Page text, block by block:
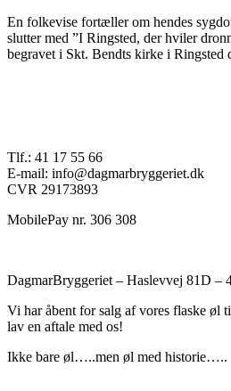
En folkevise fortæller om hendes
slutter med ”I Ringsted, der hviler
begravet i Skt. Bendts kirke i Ringsted
Tlf.: 41 17 55 66
E-mail: info@dagmarbryggeriet.dk
CVR 29173893
MobilePay nr. 306 308
DagmarBryggeriet – Haslevvej 81D –
Vi har åbent for salg af vores flaske øl
lav en aftale med os!
Ikke bare øl…..men øl med historie…..